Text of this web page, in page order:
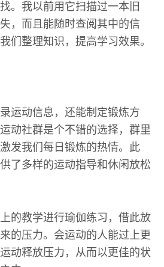
。我以前用它扫描过一本旧
，而且能随时查阅其中的信
们整理知识，提高学习效果。
运动信息，还能制定锻炼方
动社群是个不错的选择，群里
发我们每日锻炼的热情。此
了多样的运动指导和休闲放松
的教学进行瑜伽练习，借此放
的压力。会运动的人能过上更
动释放压力，从而以更佳的状